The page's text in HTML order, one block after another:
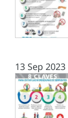
13 Sep 2023